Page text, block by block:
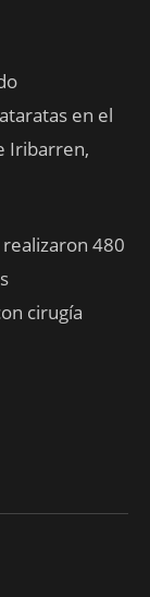
en el
Iribarren,
480
cirugía